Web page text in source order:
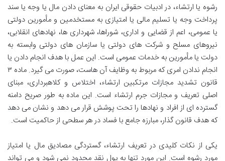
رشوه یا ارتشاء، در ادبیات حقوقی ایران به معنای دادن مال یا وجه یا سند
پرداخت وجه یا تسلیم مالی یا امتیازی به مستخدمین و مأمورین دولتی
یا عمومی، اعم از قضایی و اداری، شوراها، شهرداری ها، نهادهای انقلابی،
نیروهای مسلح و شرکت های دولتی یا سازمان های دولتی وابسته به
دولت یا مأمورین به خدمات عمومی است. این عمل با هدف انجام دادن یا
انجام ندادن امری که مربوط به وظایف آن هاست، صورت می گیرد. ماده ۳
قانون تشدید مجازات مرتکبین ارتشاء، اختلاس و کلاهبرداری، مبنای
اصلی تعریف و مجازات جرم ارتشاء است. این ماده به طور صریح دامنه
گسترده ای از افراد و نهادها را تحت پوشش قرار می دهد و نشان می دهد
که هدف قانون گذار، مبارزه جامع با فساد در هر سطحی از حاکمیت است.
یکی از نکات کلیدی در تعریف ارتشاء، گستردگی مصادیق مال یا امتیاز
مورد رشوه است. این مورد تنها به پول نقد محدود نمی شود و می تواند